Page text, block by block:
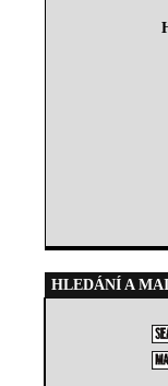
HLEDÁNÍ A